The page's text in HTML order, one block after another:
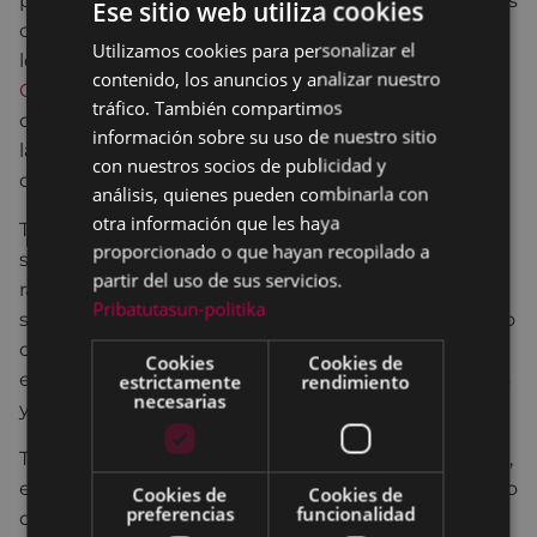
como el impulso de criterios medioambientales en
los diferentes aspectos delPlan General de
Ordenación Urbana, la instalación en todo Eibar de
contenedores para la recogida de materia orgánica,
la instalación en determinados puntos de calderas
de biomasa o paneles de energía solar.
También se ha trabajado en la aplicación de
sistemas de ahorro energético en las escaleras y
rampas mecánicas mediante la instalación del
sistema ‘stop&go’, y se ha llevado a cabo un proceso
de modificación de los contratos de suministro de
electricidad y gas para obtener ahorros energéticos
y de consumo.
Todas estas actuaciones se inscriben, por otra parte,
en la puesta en marcha por parte del Ayuntamiento
del
Plan de Acción para el Clima y la Energía
BASQUE
SPANISH
Ese sitio web utiliza cookies
Utilizamos cookies para personalizar el
contenido, los anuncios y analizar nuestro
tráfico. También compartimos
información sobre su uso de nuestro sitio
con nuestros socios de publicidad y
análisis, quienes pueden combinarla con
otra información que les haya
proporcionado o que hayan recopilado a
partir del uso de sus servicios.
Pribatutasun-politika
Cookies
estrictamente
necesarias
Cookies de
rendimiento
Cookies de
preferencias
Cookies de
funcionalidad